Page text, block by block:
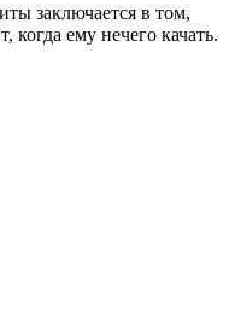
заключается в том,
ему нечего качать.